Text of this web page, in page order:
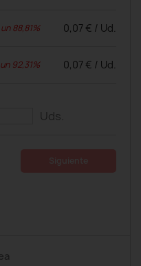
88,81% 0,07 € / Ud.
92,31% 0,07 € / Ud.
Uds.